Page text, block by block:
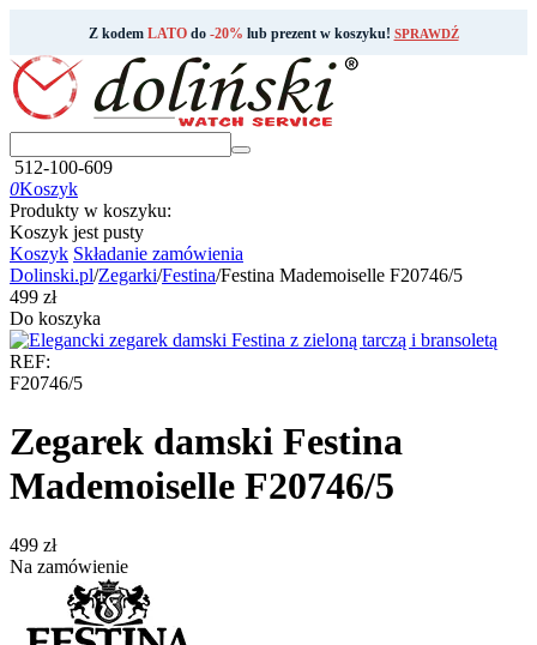
Z kodem LATOdo -20% lub prezent w koszyku! SPRAWDŹ
512-100-609
0Koszyk
Produkty w koszyku:
Koszyk jest pusty
Koszyk Składanie zamówienia
Dolinski.pl/Zegarki/Festina/Festina Mademoiselle F20746/5
‍499‍ zł
Do koszyka
REF:
F20746/5
Zegarek damski Festina
Mademoiselle F20746/5
‍499‍ zł
Na zamówienie